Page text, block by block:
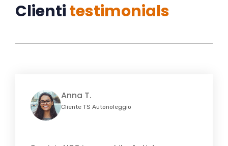
Clientitestimonials
Anna T.
Cliente TS Autonoleggio